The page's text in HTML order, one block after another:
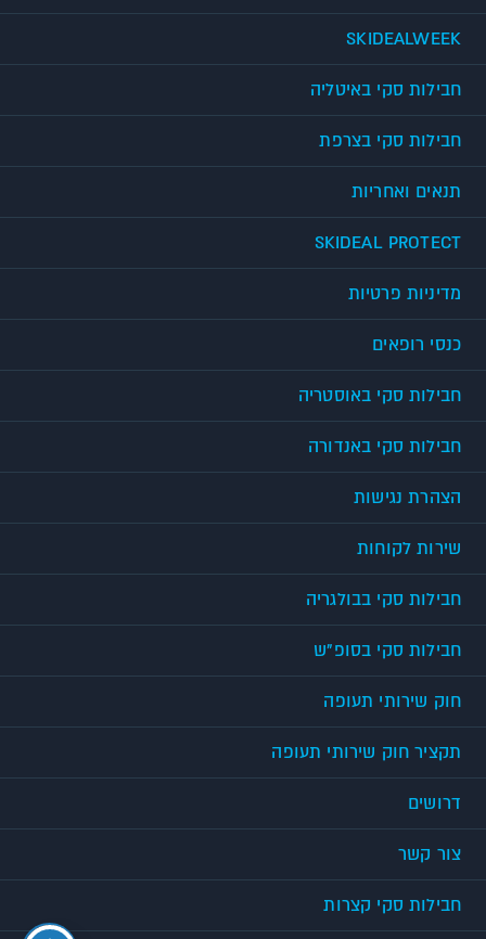
SKIDEALWEEK
חבילות סקי באיטליה
חבילות סקי בצרפת
תנאים ואחריות
SKIDEAL PROTECT
מדיניות פרטיות
כנסי רופאים
חבילות סקי באוסטריה
חבילות סקי באנדורה
הצהרת נגישות
שירות לקוחות
חבילות סקי בבולגריה
חבילות סקי בסופ"ש
חוק שירותי תעופה
תקציר חוק שירותי תעופה
דרושים
צור קשר
חבילות סקי קצרות